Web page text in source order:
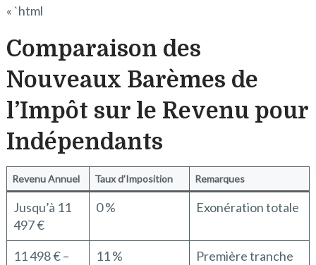
« `html
Comparaison des
Nouveaux Barèmes de
l’Impôt sur le Revenu pour
Indépendants
Revenu Annuel Taux d’Imposition Remarques
Jusqu’à 11
497 €
0 % Exonération totale
11 498 € –
11 %
Première tranche